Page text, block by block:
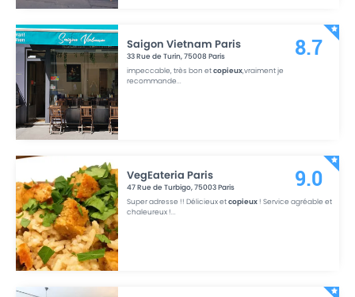
Saigon Vietnam Paris
33 Rue de Turin,75008 Paris
impeccable, très bon etcopieux,vraiment je
recommande...
8.7
VegEateria Paris
47 Rue de Turbigo,75003Paris
Super adresse !! Délicieux etcopieux ! Service agréable et
chaleureux !...
9.0